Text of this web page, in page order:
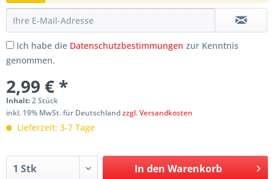
Ich habe die Datenschutzbestimmungen zur Kenntnis
genommen.
2,99 € *
Inhalt:2 Stück
inkl. 19% MwSt. für Deutschlandzzgl. Versandkosten
Lieferzeit: 3-7 Tage
In den Warenkorb